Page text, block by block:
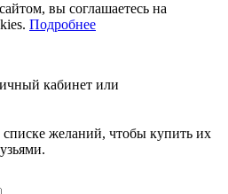
вы соглашаетесь на
Подробнее
кабинет или
желаний, чтобы купить их